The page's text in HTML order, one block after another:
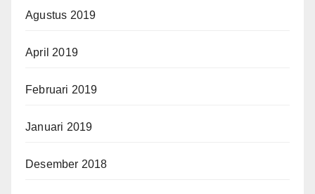
Agustus 2019
April 2019
Februari 2019
Januari 2019
Desember 2018